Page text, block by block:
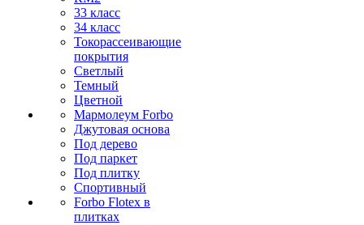
33 класс
34 класс
Токорассеивающие
покрытия
Светлый
Темный
Цветной
Мармолеум Forbo
Джутовая основа
Под дерево
Под паркет
Под плитку
Спортивный
Forbo Flotex в
плитках